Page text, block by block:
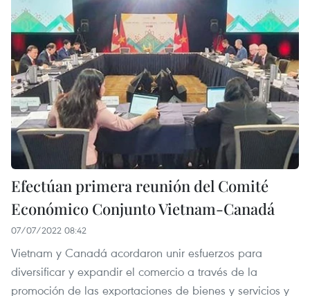
Efectúan primera reunión del Comité
Económico Conjunto Vietnam-Canadá
07/07/2022 08:42
Vietnam y Canadá acordaron unir esfuerzos para
diversificar y expandir el comercio a través de la
promoción de las exportaciones de bienes y servicios y